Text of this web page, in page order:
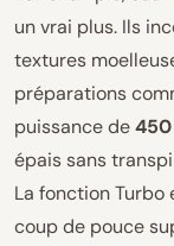
un vrai plus. Ils
textures
préparations
puissance de
épais sans
La fonction Turbo
coup de pouce